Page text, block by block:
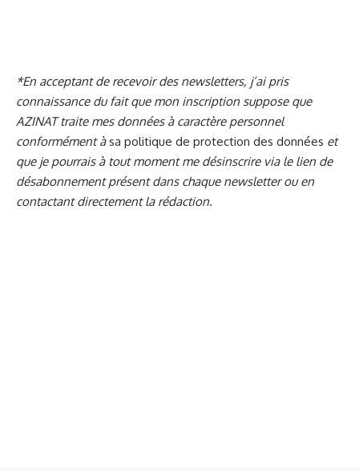
*En acceptant de recevoir des newsletters, j’ai pris
connaissance du fait que mon inscription suppose que
AZINAT traite mes données à caractère personnel
conformément àsa politique de protection des données et
que je pourrais à tout moment me désinscrire via le lien de
désabonnement présent dans chaque newsletter ou en
contactant directement la rédaction.